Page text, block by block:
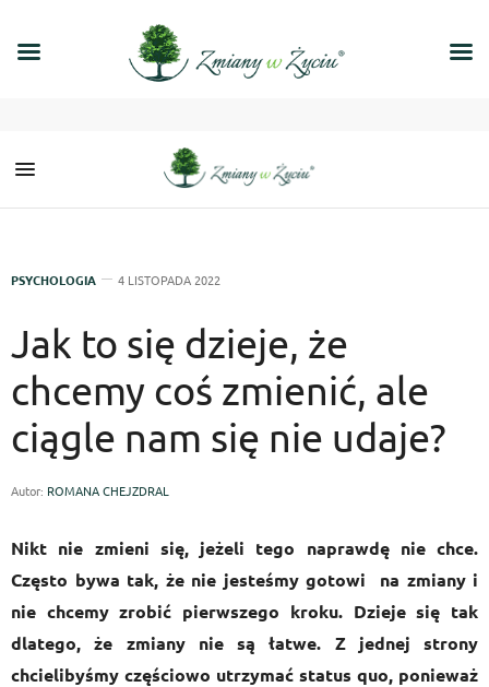
PSYCHOLOGIA 4 LISTOPADA 2022
Jak to się dzieje, że
chcemy coś zmienić, ale
ciągle nam się nie udaje?
Autor: ROMANA CHEJZDRAL
Nikt nie zmieni się, jeżeli tego naprawdę nie chce.
Często bywa tak, że nie jesteśmy gotowi na zmiany i
nie chcemy zrobić pierwszego kroku. Dzieje się tak
dlatego, że zmiany nie są łatwe. Z jednej strony
chcielibyśmy częściowo utrzymać status quo, ponieważ